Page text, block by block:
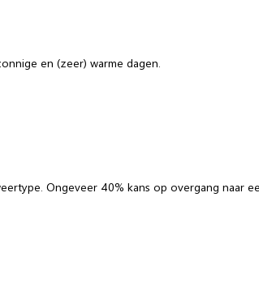
en (zeer) warme dagen.
Ongeveer 40% kans op overgang naar